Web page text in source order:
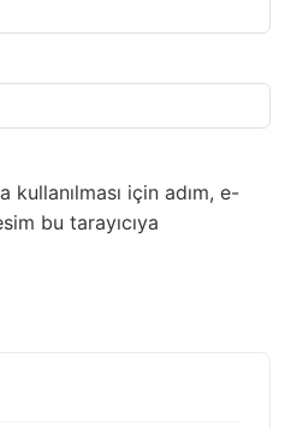
kullanılması için adım, e-
bu tarayıcıya